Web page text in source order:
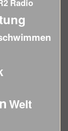
Radio
Welt